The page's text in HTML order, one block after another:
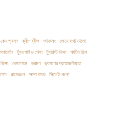
কেন ভ্রমণ ক্বীণ ব্রীজ জাফলং
জেনে রাখা ভালো
ট্যুর গাইড পেশা ট্যুরিস্ট ভিসা
পর্যটন শিল্প
ভোলাগঞ্জ ভ্রমণ
ভ্রমণের প্রয়োজনীয়তা
রাতারগুল সাদা পাথর
সিলেট জেলা